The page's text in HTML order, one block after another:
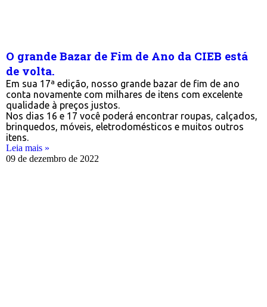
O grande Bazar de Fim de Ano da CIEB está
de volta.
Em sua 17ª edição, nosso grande bazar de fim de ano
conta novamente com milhares de itens com excelente
qualidade à preços justos.
Nos dias 16 e 17 você poderá encontrar roupas, calçados,
brinquedos, móveis, eletrodomésticos e muitos outros
itens.
Leia mais »
09 de dezembro de 2022